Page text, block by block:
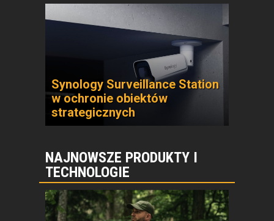
Synology Surveillance Station
w ochronie obiektów
strategicznych
NAJNOWSZE PRODUKTY I
TECHNOLOGIE